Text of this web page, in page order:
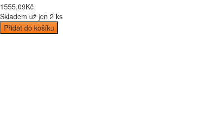
1555,09Kč
Skladem už jen 2 ks
Přidat do košíku